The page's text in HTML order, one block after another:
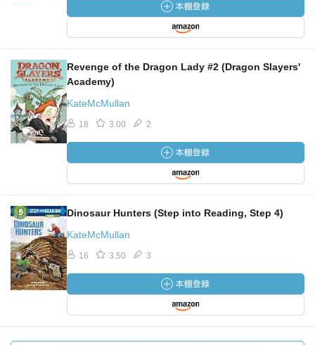
Revenge of the Dragon Lady #2 (Dragon Slayers'
Academy)
KateMcMullan
18 3.00 2
Dinosaur Hunters (Step into Reading, Step 4)
KateMcMullan
16 3.50 3